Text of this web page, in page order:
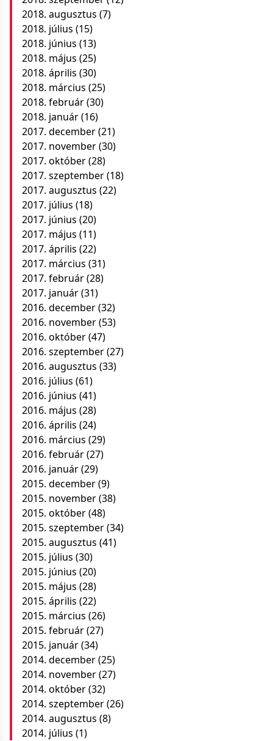
2018. augusztus (7)
2018. július (15)
2018. június (13)
2018. május (25)
2018. április (30)
2018. március (25)
2018. február(30)
2018. január(16)
2017. december(21)
2017. november(30)
2017. október(28)
2017. szeptember(18)
2017. augusztus (22)
2017. július (18)
2017. június (20)
2017. május (11)
2017. április (22)
2017. március (31)
2017. február(28)
2017. január(31)
2016. december(32)
2016. november(53)
2016. október(47)
2016. szeptember(27)
2016. augusztus (33)
2016. július (61)
2016. június (41)
2016. május (28)
2016. április (24)
2016. március (29)
2016. február(27)
2016. január(29)
2015. december(9)
2015. november(38)
2015. október(48)
2015. szeptember(34)
2015. augusztus (41)
2015. július (30)
2015. június (20)
2015. május (28)
2015. április (22)
2015. március (26)
2015. február(27)
2015. január(34)
2014. december(25)
2014. november(27)
2014. október(32)
2014. szeptember(26)
2014. augusztus (8)
2014. július (1)